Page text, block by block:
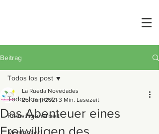
Beitrag
Todos los post
Freiwilligenarbeit
Todos los post
Das Abenteuer eines
Freiwilligen des
La Rueda Novedades
25. Juni 2021 3 Min. Lesezeit